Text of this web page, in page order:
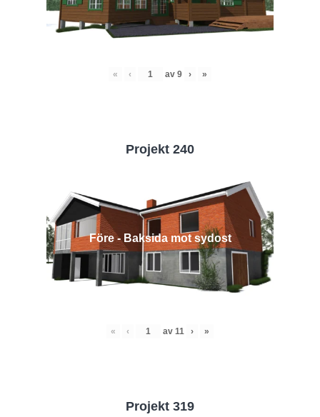
« ‹ av 9 › »
Projekt 240
Före - Baksida mot sydost
« ‹ av 11 › »
Projekt 319